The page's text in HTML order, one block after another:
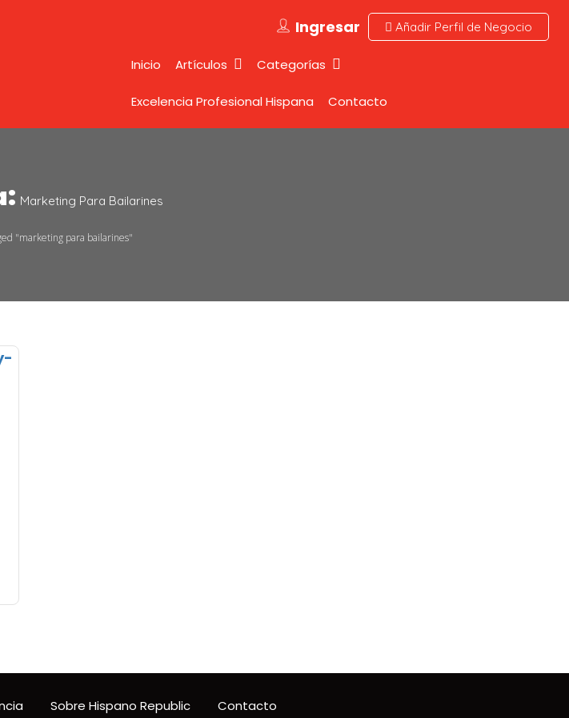
Ingresar Añadir Perfil de Negocio
Inicio Artículos Categorías
Excelencia Profesional Hispana Contacto
Marketing Para Bailarines
"marketing para bailarines"
Sobre Hispano Republic Contacto